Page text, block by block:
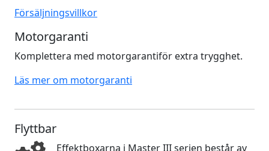
Försäljningsvillkor
Motorgaranti
Komplettera med motorgarantiför extra trygghet.
Läs mer om motorgaranti
Flyttbar
Effektboxarna i Master III serien består av